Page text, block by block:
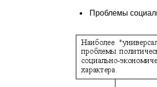
Проблемы